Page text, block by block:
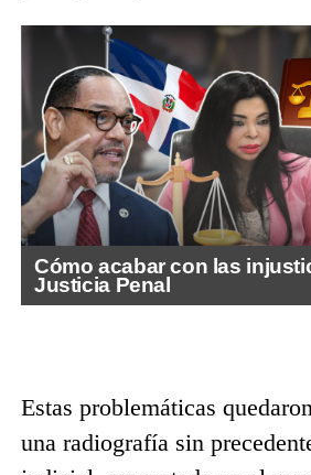
Cómo acabar con las
Justicia Penal
Estas problemáticas
una radiografía sin